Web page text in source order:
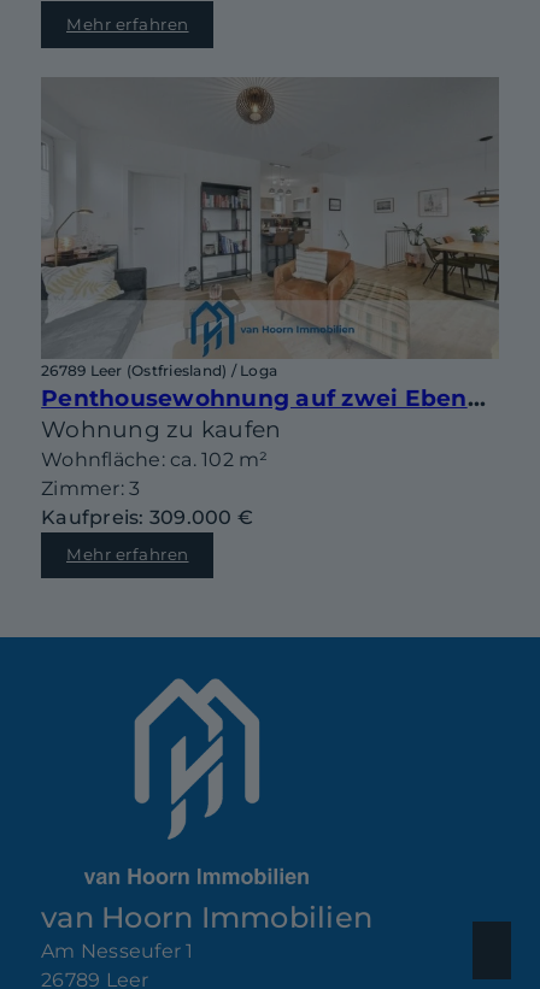
Mehr erfahren
26789 Leer (Ostfriesland) / Loga
Penthousewohnung auf zwei Ebenen mit sonniger Dachterrasse in begehrter Lage von Leer-Loga
Wohnung zu kaufen
Wohnfläche: ca. 102 m²
Zimmer: 3
Kaufpreis: 309.000 €
Mehr erfahren
van Hoorn Immobilien
Am Nesseufer 1
26789 Leer